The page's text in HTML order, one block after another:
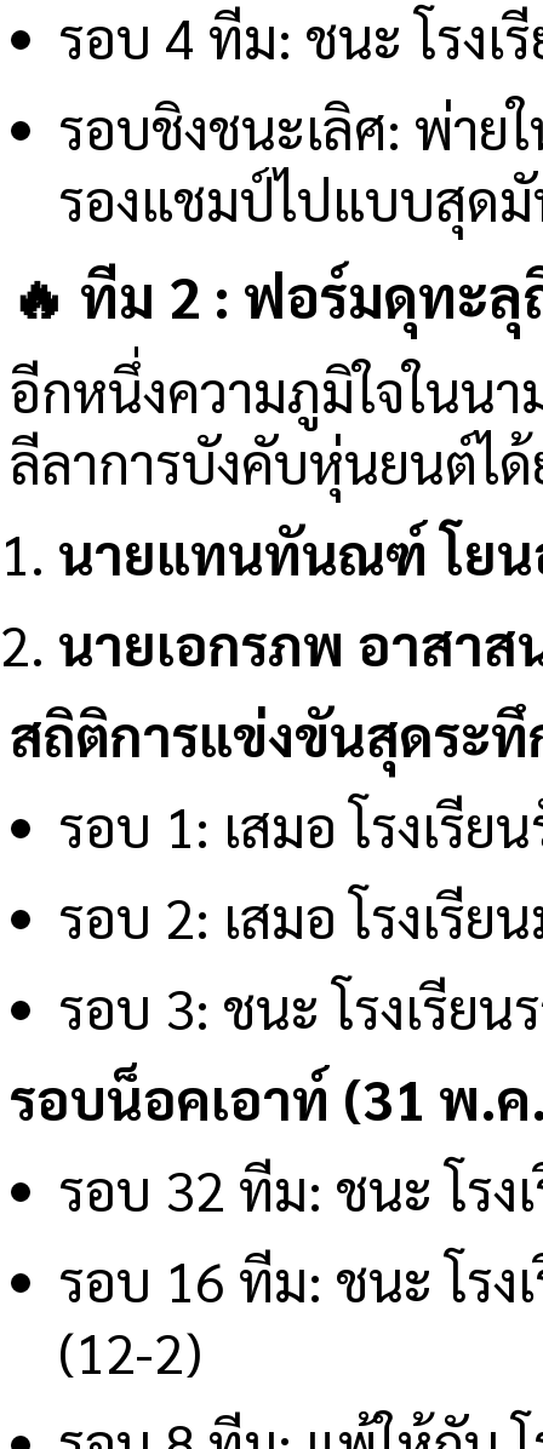
รอบ 4 ทีม: ชนะ โรง
รอบชิงชนะเลิศ: พ่าย
รองแชมป์ไปแบบสุด
🔥 ทีม 2 : ฟอร์มดุทะ
อีกหนึ่งความภูมิใจในนา
ลีลาการบังคับหุ่นยนต์ไ
นายแทนทันณฑ์ โย
นายเอกรภพ อาสาส
สถิติการแข่งขันสุดระ
รอบ 1: เสมอ โรงเรีย
รอบ 2: เสมอ โรงเรีย
รอบ 3: ชนะ โรงเรีย
รอบน็อคเอาท์ (31 พ.
รอบ 32 ทีม: ชนะ โร
รอบ 16 ทีม: ชนะ โร
(12-2)